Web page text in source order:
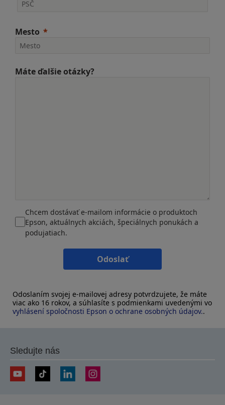
Mesto
Máte ďalšie otázky?
Chcem dostávať e-mailom informácie o produktoch
Epson, aktuálnych akciách, špeciálnych ponukách a
podujatiach.
Odoslať
Odoslaním svojej e-mailovej adresy potvrdzujete, že máte
viac ako 16 rokov, a súhlasíte s podmienkami uvedenými vo
vyhlásení spoločnosti Epson o ochrane osobných údajov..
Sledujte nás